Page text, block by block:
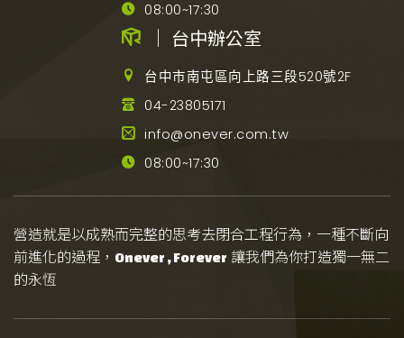
08:00~17:30
｜ 台中辦公室
台中市南屯區向上路三段520號2F
04-23805171
info@onever.com.tw
08:00~17:30
營造就是以成熟而完整的思考去閉合工程行為，一種不斷向
前進化的過程， Onever , Forever 讓我們為你打造獨一無二
的永恆